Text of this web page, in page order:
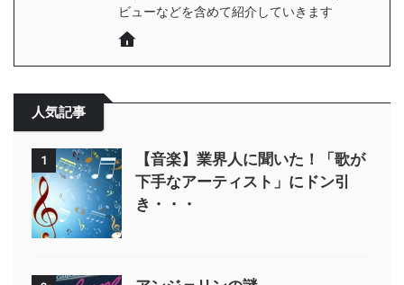
ビューなどを含めて紹介していきます
人気記事
1
【音楽】業界人に聞いた！「歌が
下手なアーティスト」にドン引
き・・・